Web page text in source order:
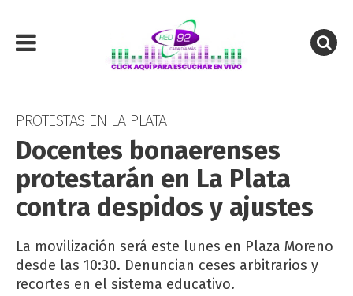
PROTESTAS EN LA PLATA
Docentes bonaerenses
protestarán en La Plata
contra despidos y ajustes
La movilización será este lunes en Plaza Moreno
desde las 10:30. Denuncian ceses arbitrarios y
recortes en el sistema educativo.